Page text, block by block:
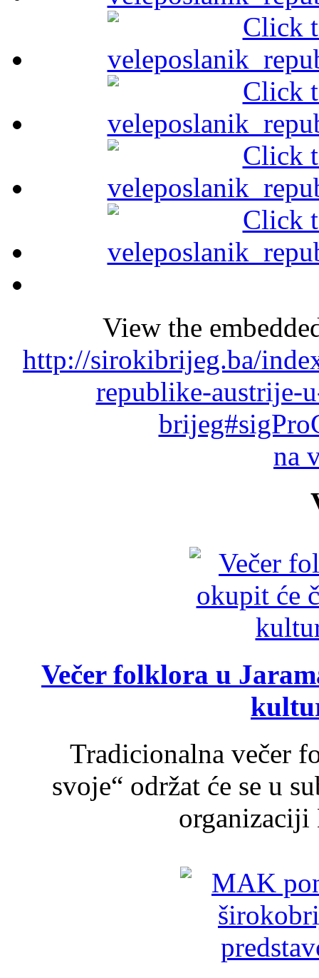
View the
http://sirokibrijeg.ba/
republike-austrije-
na
Večer folklora u
Tradicionalna večer
svoje“ održat će se u
organizaciji